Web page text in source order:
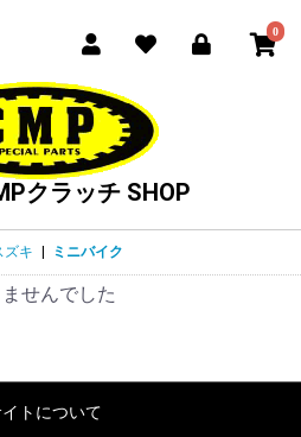
0
クラッチ SHOP
ズキ ミニバイク
せんでした
トについて